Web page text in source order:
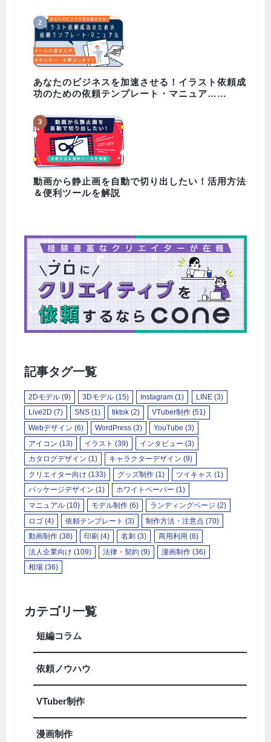
あなたのビジネスを加速させる！イラスト依頼成
功のための依頼テンプレート・マニュア……
動画から静止画を自動で切り出したい！活用方法
＆便利ツールを解説
記事タグ一覧
2Dモデル (9) 3Dモデル (15) Instagram (1) LINE(3)
Live2D (7) SNS (1) tiktok (2) VTuber制作(51)
Webデザイン (6) WordPress (3) YouTube (3)
アイコン (13) イラスト (39) インタビュー (3)
カタログデザイン (1) キャラクターデザイン (9)
クリエイター向け (133) グッズ制作 (1) ツイキャス (1)
パッケージデザイン (1) ホワイトペーパー (1)
マニュアル (10) モデル制作 (6) ランディングページ (2)
ロゴ (4) 依頼テンプレート (3) 制作方法・注意点 (70)
動画制作 (38) 印刷 (4) 名刺 (3) 商用利用 (8)
法人企業向け (109) 法律・契約 (9) 漫画制作 (36)
相場 (36)
カテゴリ一覧
短編コラム
依頼ノウハウ
VTuber制作
漫画制作